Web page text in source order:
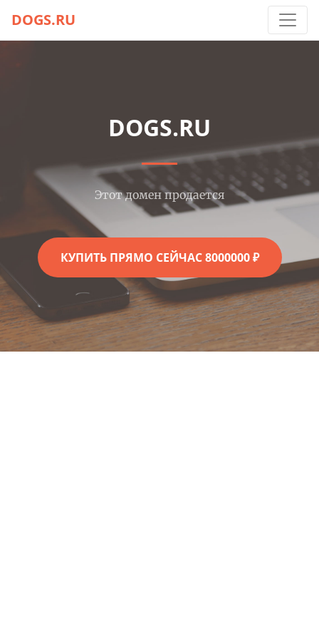
DOGS.RU
DOGS.RU
Этот домен продается
КУПИТЬ ПРЯМО СЕЙЧАС 8000000 ₽